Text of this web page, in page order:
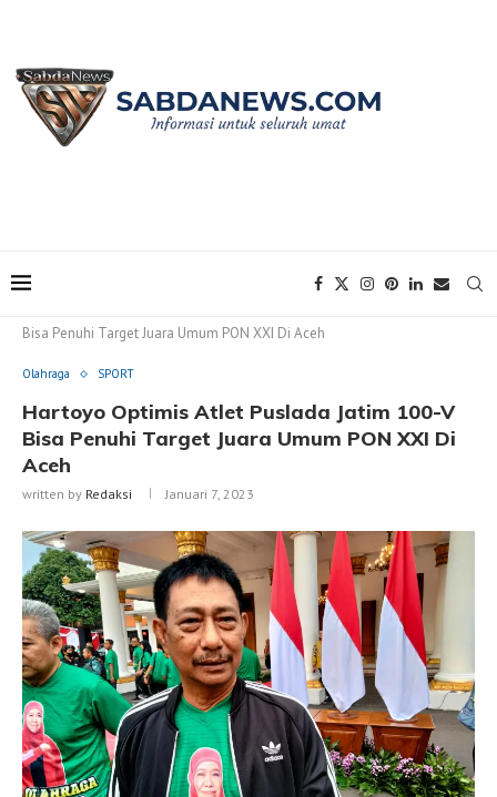
Bisa Penuhi Target Juara Umum PON XXI Di Aceh
Olahraga SPORT
Hartoyo Optimis Atlet Puslada Jatim 100-V
Bisa Penuhi Target Juara Umum PON XXI Di
Aceh
written by Redaksi Januari 7, 2023